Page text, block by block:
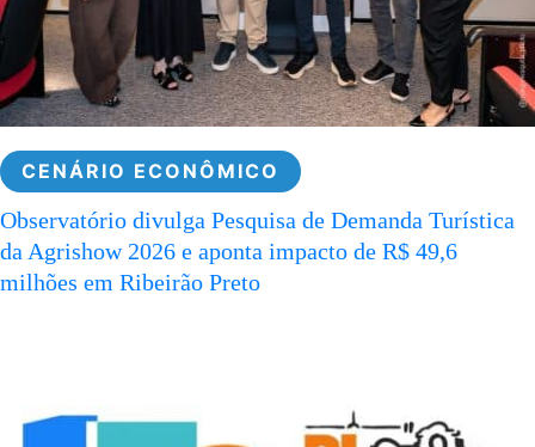
CENÁRIO ECONÔMICO
Observatório divulga Pesquisa de Demanda Turística
da Agrishow 2026 e aponta impacto de R$ 49,6
milhões em Ribeirão Preto